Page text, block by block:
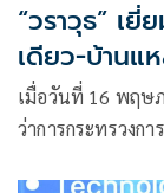
“วราวุธ” เ
เดียว-บ้านแ
พม. ดูแลคน
คุณภาพชีวิต
เมื่อวันที่ 16 พฤษ
ว่าการกระทรวง